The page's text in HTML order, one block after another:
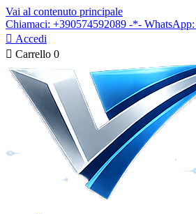
Vai al contenuto principale
Chiamaci: +390574592089 -*-
 Accedi
 Carrello 0